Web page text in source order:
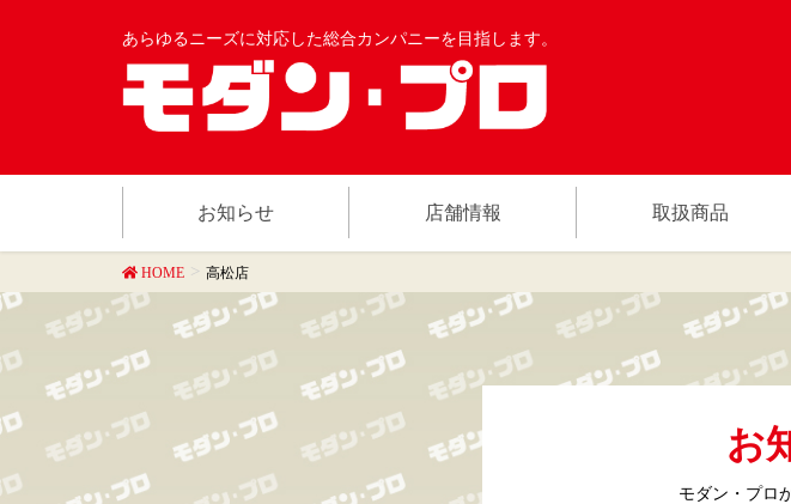
あらゆるニーズに対応した総合カンパニーを目指します。
お知らせ 店舗情報 取扱商品
HOME 高松店
お
モダン・プロ